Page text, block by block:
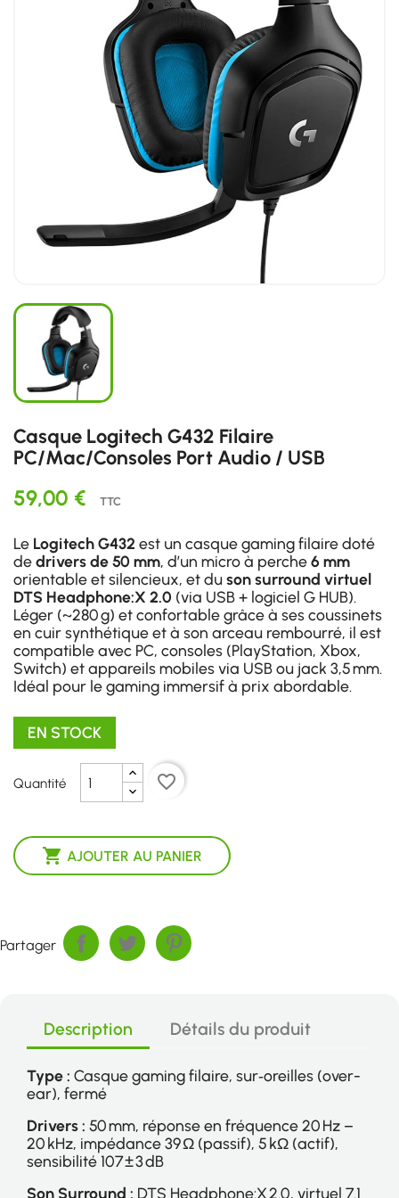
Casque Logitech G432 Filaire
PC/Mac/Consoles Port Audio / USB
59,00 € TTC
Le Logitech G432 est un casque gaming filaire doté
dedrivers de 50 mm, d’un micro à perche6 mm
orientable et silencieux, et duson surround virtuel
DTS Headphone:X 2.0 (via USB + logiciel G HUB).
Léger (~280 g) et confortable grâce à ses coussinets
en cuir synthétique et à son arceau rembourré, il est
compatible avec PC, consoles (PlayStation, Xbox,
Switch) et appareils mobiles via USB ou jack 3,5 mm.
Idéal pour le gaming immersif à prix abordable.
EN STOCK
Quantité
 AJOUTER AU PANIER
favorite_border
Partager
Description Détails du produit
Type : Casque gaming filaire, sur‑oreilles (over-
ear), fermé
Drivers : 50 mm, réponse en fréquence 20 Hz –
20 kHz, impédance 39 Ω (passif), 5 kΩ (actif),
sensibilité 107 ± 3 dB
Son Surround : DTS Headphone:X 2.0, virtuel 7.1